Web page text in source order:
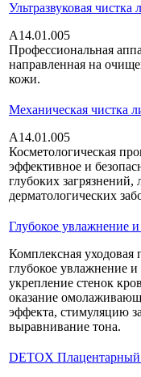
Ультразвуковая чистка
А14.01.005
Профессиональная
направленная на
кожи.
Механическая чистка
А14.01.005
Косметологическая
эффективное и
глубоких загрязнений,
дерматологических
Глубокое увлажнение
Комплексная уходовая
глубокое увлажнение
укрепление стенок
оказание
эффекта, стимуляцию
выравнивание тона.
DETOX